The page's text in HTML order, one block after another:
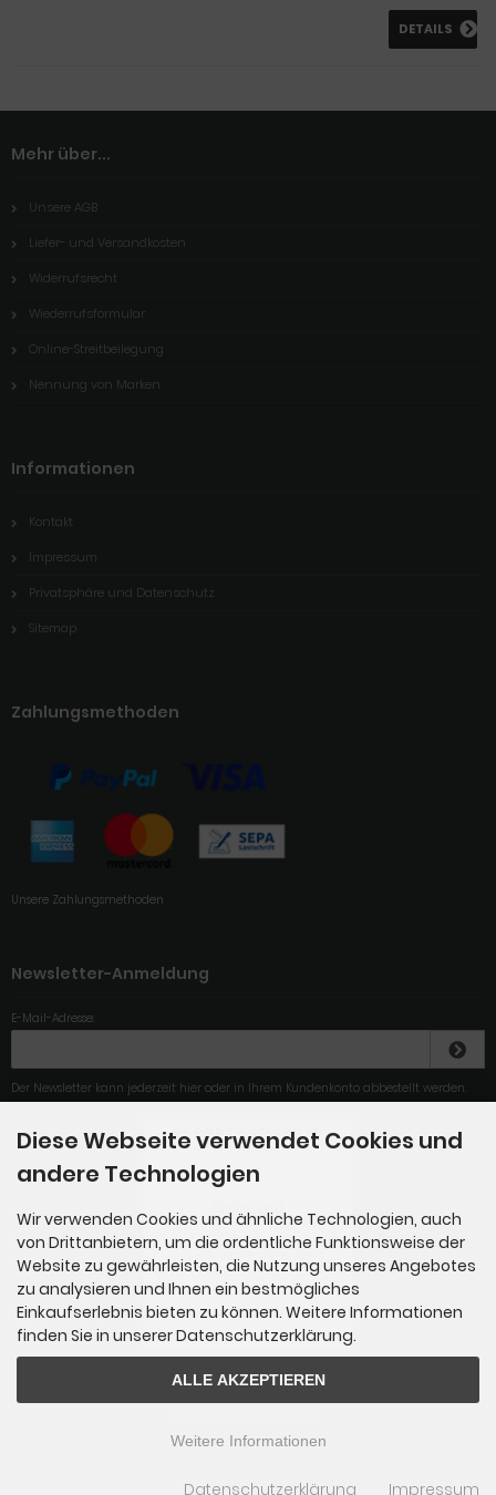
DETAILS
Mehr über...
Unsere AGB
Liefer- und Versandkosten
Widerrufsrecht
Wiederrufsformular
Online-Streitbeilegung
Nennung von Marken
Informationen
Kontakt
Impressum
Privatsphäre und Datenschutz
Sitemap
Zahlungsmethoden
Unsere Zahlungsmethoden
Newsletter-Anmeldung
E-Mail-Adresse:
Der Newsletter kann jederzeit hier oder in Ihrem Kundenkonto abbestellt werden.
4.79/5.00
Sehr gutes Preis-
Ware....
Gesamt: 284
Diese Webseite verwendet Cookies und
andere Technologien
Wir verwenden Cookies und ähnliche Technologien, auch
von Drittanbietern, um die ordentliche Funktionsweise der
Website zu gewährleisten, die Nutzung unseres Angebotes
zu analysieren und Ihnen ein bestmögliches
Einkaufserlebnis bieten zu können. Weitere Informationen
finden Sie in unserer Datenschutzerklärung.
ALLE AKZEPTIEREN
Weitere Informationen
Datenschutzerklärung Impressum